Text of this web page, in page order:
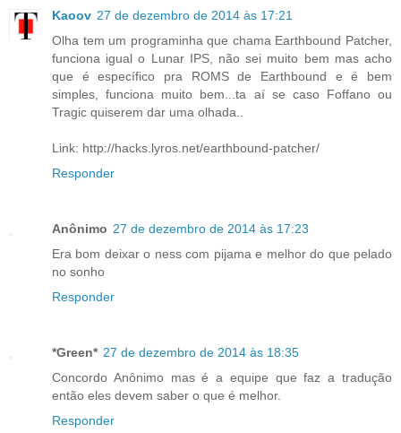
Kaoov 27 de dezembro de 2014 às 17:21
Olha tem um programinha que chama Earthbound Patcher,
funciona igual o Lunar IPS, não sei muito bem mas acho
que é específico pra ROMS de Earthbound e é bem
simples, funciona muito bem...ta aí se caso Foffano ou
Tragic quiserem dar uma olhada..
Link: http://hacks.lyros.net/earthbound-patcher/
Responder
Anônimo 27 de dezembro de 2014 às 17:23
Era bom deixar o ness com pijama e melhor do que pelado
no sonho
Responder
*Green* 27 de dezembro de 2014 às 18:35
Concordo Anônimo mas é a equipe que faz a tradução
então eles devem saber o que é melhor.
Responder